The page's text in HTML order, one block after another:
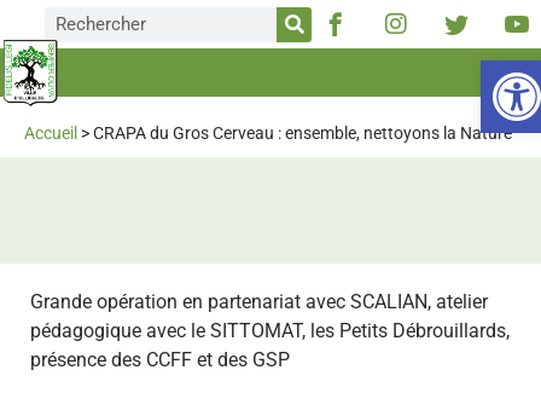
Accueil >CRAPA du Gros Cerveau : ensemble, nettoyons la Nature
Grande opération en partenariat avec SCALIAN, atelier
pédagogique avec le SITTOMAT, les Petits Débrouillards,
présence des CCFF et des GSP